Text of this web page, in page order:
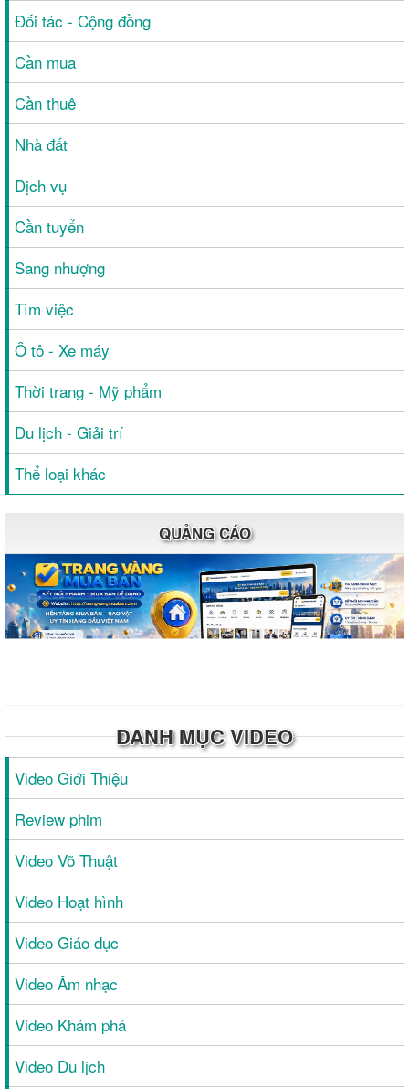
Đối tác - Cộng đồng
Cần mua
Cần thuê
Nhà đất
Dịch vụ
Cần tuyển
Sang nhượng
Tìm việc
Ô tô - Xe máy
Thời trang - Mỹ phẩm
Du lịch - Giải trí
Thể loại khác
QUẢNG CÁO
DANH MỤC VIDEO
Video Giới Thiệu
Review phim
Video Võ Thuật
Video Hoạt hình
Video Giáo dục
Video Âm nhạc
Video Khám phá
Video Du lịch